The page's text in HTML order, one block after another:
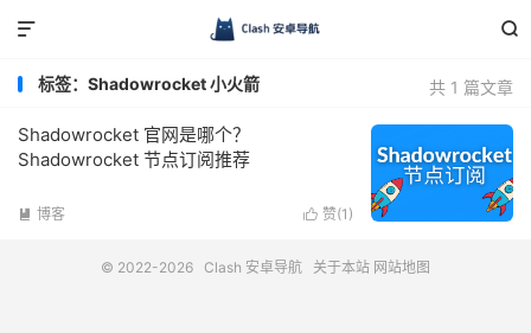


共 1 篇文章
标签：Shadowrocket 小火箭
Shadowrocket 官网是哪个？
Shadowrocket 节点订阅推荐
 赞(1 )
 博客
© 2022-2026 Clash 安卓导航 关于本站 网站地图